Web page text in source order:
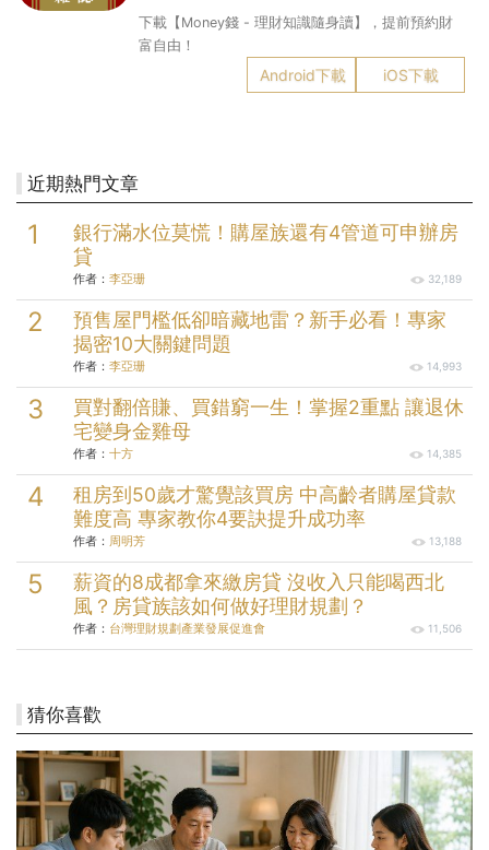
下載【Money錢 - 理財知識隨身讀】，提前預約財
富自由！
Android下載 iOS下載
近期熱門文章
銀行滿水位莫慌！購屋族還有4管道可申辦房
貸
作者： 李亞珊 32,189
預售屋門檻低卻暗藏地雷？新手必看！專家
揭密10大關鍵問題
作者： 李亞珊 14,993
買對翻倍賺、買錯窮一生！掌握2重點 讓退休
宅變身金雞母
作者： 十方 14,385
租房到50歲才驚覺該買房 中高齡者購屋貸款
難度高 專家教你4要訣提升成功率
作者： 周明芳 13,188
薪資的8成都拿來繳房貸 沒收入只能喝西北
風？房貸族該如何做好理財規劃？
作者： 台灣理財規劃產業發展促進會 11,506
猜你喜歡